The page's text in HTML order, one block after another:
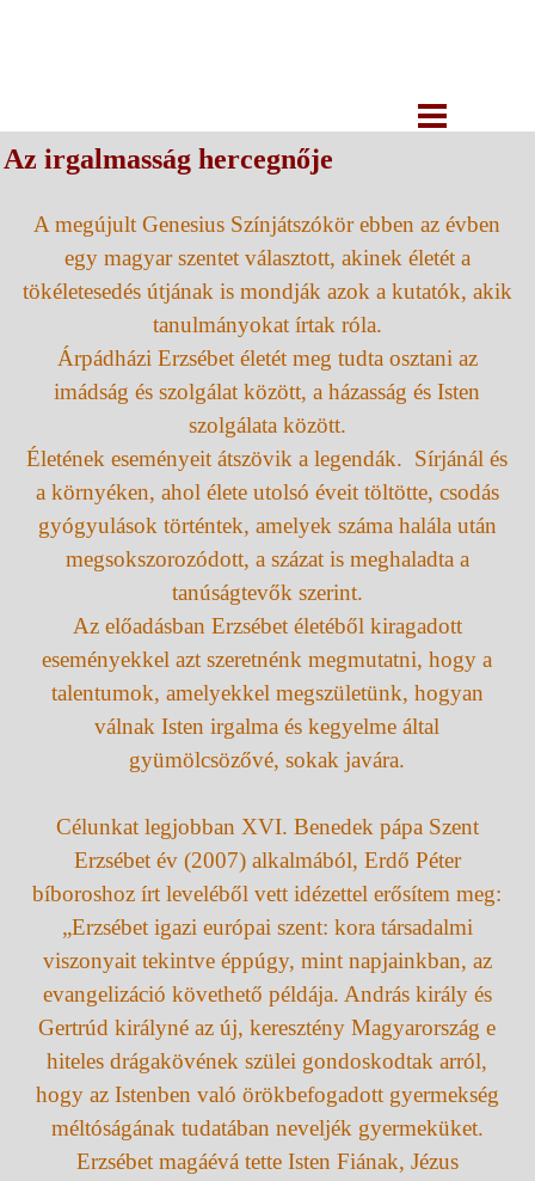
Az irgalmasság hercegnője
A megújult Genesius Színjátszókör ebben az évben
egy magyar szentet választott, akinek életét a
tökéletesedés útjának is mondják azok a kutatók, akik
tanulmányokat írtak róla.
Árpádházi Erzsébet életét meg tudta osztani az
imádság és szolgálat között, a házasság és Isten
szolgálata között.
Életének eseményeit átszövik a legendák. Sírjánál és
a környéken, ahol élete utolsó éveit töltötte, csodás
gyógyulások történtek, amelyek száma halála után
megsokszorozódott, a százat is meghaladta a
tanúságtevők szerint.
Az előadásban Erzsébet életéből kiragadott
eseményekkel azt szeretnénk megmutatni, hogy a
talentumok, amelyekkel megszületünk, hogyan
válnak Isten irgalma és kegyelme által
gyümölcsözővé, sokak javára.
Célunkat legjobban XVI. Benedek pápa Szent
Erzsébet év (2007) alkalmából, Erdő Péter
bíboroshoz írt leveléből vett idézettel erősítem meg:
„Erzsébet igazi európai szent: kora társadalmi
viszonyait tekintve éppúgy, mint napjainkban, az
evangelizáció követhető példája. András király és
Gertrúd királyné az új, keresztény Magyarország e
hiteles drágakövének szülei gondoskodtak arról,
hogy az Istenben való örökbefogadott gyermekség
méltóságának tudatában neveljék gyermeküket.
Erzsébet magáévá tette Isten Fiának, Jézus